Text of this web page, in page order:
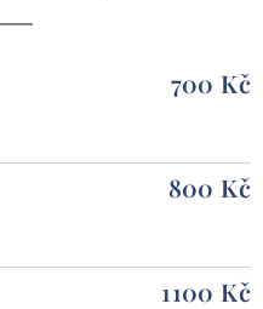
700 Kč
800 Kč
1100 Kč